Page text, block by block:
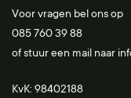
Voor vragen bel ons op
085 760 39 88
of stuur een mail naar
KvK: 98402188